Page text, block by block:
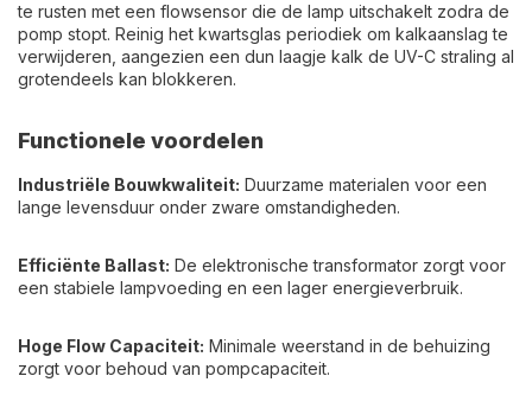
te rusten met een flowsensor die de lamp uitschakelt zodra de
pomp stopt. Reinig het kwartsglas periodiek om kalkaanslag te
verwijderen, aangezien een dun laagje kalk de UV-C straling al
grotendeels kan blokkeren.
Functionele voordelen
Industriële Bouwkwaliteit: Duurzame materialen voor een
lange levensduur onder zware omstandigheden.
Efficiënte Ballast: De elektronische transformator zorgt voor
een stabiele lampvoeding en een lager energieverbruik.
Hoge Flow Capaciteit: Minimale weerstand in de behuizing
zorgt voor behoud van pompcapaciteit.